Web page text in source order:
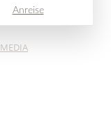
Anreise
MEDIA